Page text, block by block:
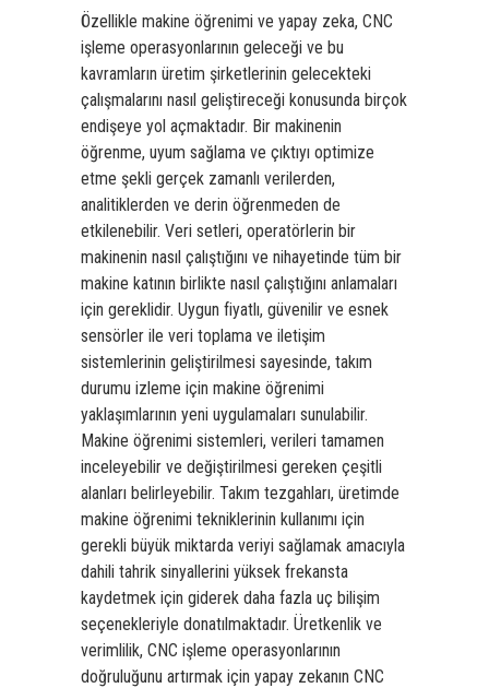
Özellikle makine öğrenimi ve yapay zeka, CNC
işleme operasyonlarının geleceği ve bu
kavramların üretim şirketlerinin gelecekteki
çalışmalarını nasıl geliştireceği konusunda birçok
endişeye yol açmaktadır. Bir makinenin
öğrenme, uyum sağlama ve çıktıyı optimize
etme şekli gerçek zamanlı verilerden,
analitiklerden ve derin öğrenmeden de
etkilenebilir. Veri setleri, operatörlerin bir
makinenin nasıl çalıştığını ve nihayetinde tüm bir
makine katının birlikte nasıl çalıştığını anlamaları
için gereklidir. Uygun fiyatlı, güvenilir ve esnek
sensörler ile veri toplama ve iletişim
sistemlerinin geliştirilmesi sayesinde, takım
durumu izleme için makine öğrenimi
yaklaşımlarının yeni uygulamaları sunulabilir.
Makine öğrenimi sistemleri, verileri tamamen
inceleyebilir ve değiştirilmesi gereken çeşitli
alanları belirleyebilir. Takım tezgahları, üretimde
makine öğrenimi tekniklerinin kullanımı için
gerekli büyük miktarda veriyi sağlamak amacıyla
dahili tahrik sinyallerini yüksek frekansta
kaydetmek için giderek daha fazla uç bilişim
seçenekleriyle donatılmaktadır. Üretkenlik ve
verimlilik, CNC işleme operasyonlarının
doğruluğunu artırmak için yapay zekanın CNC